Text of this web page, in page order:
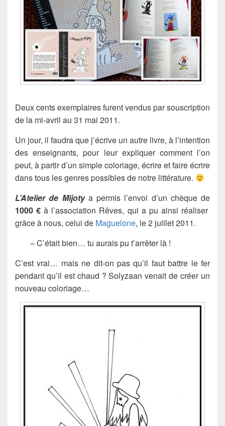
Deux cents exemplaires furent vendus par souscription
de la mi-avril au 31 mai 2011.
Un jour, il faudra que j’écrive un autre livre, à l’intention
des enseignants, pour leur expliquer comment l’on
peut, à partir d’un simple coloriage, écrire et faire écrire
dans tous les genres possibles de notre littérature.
L’Atelier de Mijotya permis l’envoi d’un chèque de
1000 € à l’association Rêves, qui a pu ainsi réaliser
grâce à nous, celui de Maguelone, le 2 juillet 2011.
– C’était bien… tu aurais pu t’arrêter là !
C’est vrai… mais ne dit-on pas qu’il faut battre le fer
pendant qu’il est chaud ? Solyzaan venait de créer un
nouveau coloriage…